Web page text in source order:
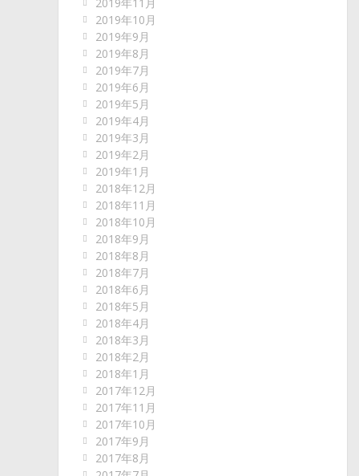
2019年10月
2019年9月
2019年8月
2019年7月
2019年6月
2019年5月
2019年4月
2019年3月
2019年2月
2019年1月
2018年12月
2018年11月
2018年10月
2018年9月
2018年8月
2018年7月
2018年6月
2018年5月
2018年4月
2018年3月
2018年2月
2018年1月
2017年12月
2017年11月
2017年10月
2017年9月
2017年8月